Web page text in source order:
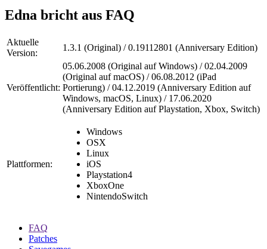
Edna bricht aus FAQ
Aktuelle
Version:
1.3.1 (Original) / 0.19112801 (Anniversary Edition)
Veröffentlicht:
05.06.2008 (Original auf Windows) / 02.04.2009
(Original auf macOS) / 06.08.2012 (iPad
Portierung) / 04.12.2019 (Anniversary Edition auf
Windows, macOS, Linux) / 17.06.2020
(Anniversary Edition auf Playstation, Xbox, Switch)
Plattformen:
Windows
OSX
Linux
iOS
Playstation4
XboxOne
NintendoSwitch
FAQ
Patches